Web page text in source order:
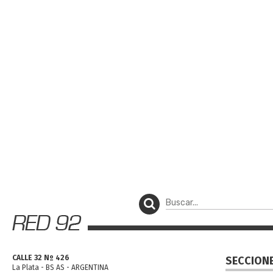
CALLE 32 Nº 426
La Plata - BS AS - ARGENTINA